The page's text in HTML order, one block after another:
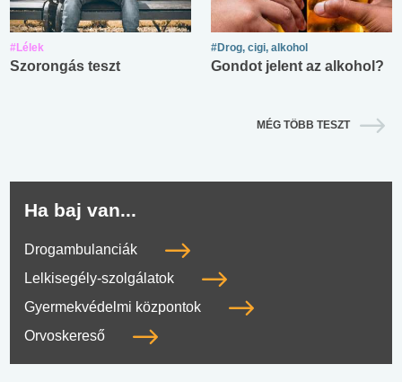
#Lélek
Szorongás teszt
#Drog, cigi, alkohol
Gondot jelent az alkohol?
MÉG TÖBB TESZT
Ha baj van...
Drogambulanciák
Lelkisegély-szolgálatok
Gyermekvédelmi központok
Orvoskereső